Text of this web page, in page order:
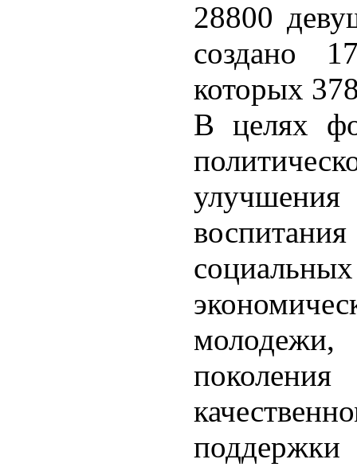
28800
создано
которых
В целях